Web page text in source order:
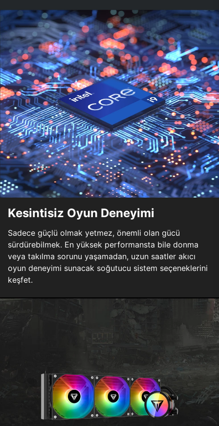
Kesintisiz Oyun Deneyimi
Sadece güçlü olmak yetmez, önemli olan gücü
sürdürebilmek. En yüksek performansta bile donma
veya takılma sorunu yaşamadan, uzun saatler akıcı
oyun deneyimi sunacak soğutucu sistem seçeneklerini
keşfet.